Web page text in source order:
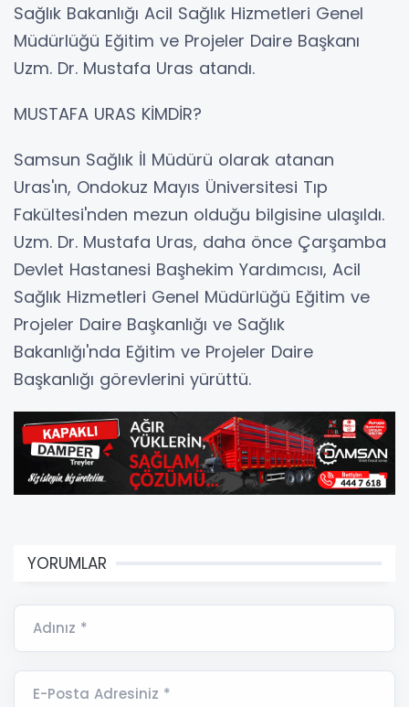
Sağlık Bakanlığı Acil Sağlık Hizmetleri Genel
Müdürlüğü Eğitim ve Projeler Daire Başkanı
Uzm. Dr. Mustafa Uras atandı.
MUSTAFA URAS KİMDİR?
Samsun Sağlık İl Müdürü olarak atanan
Uras'ın, Ondokuz Mayıs Üniversitesi Tıp
Fakültesi'nden mezun olduğu bilgisine ulaşıldı.
Uzm. Dr. Mustafa Uras, daha önce Çarşamba
Devlet Hastanesi Başhekim Yardımcısı, Acil
Sağlık Hizmetleri Genel Müdürlüğü Eğitim ve
Projeler Daire Başkanlığı ve Sağlık
Bakanlığı'nda Eğitim ve Projeler Daire
Başkanlığı görevlerini yürüttü.
YORUMLAR
Adınız *
E-Posta Adresiniz *